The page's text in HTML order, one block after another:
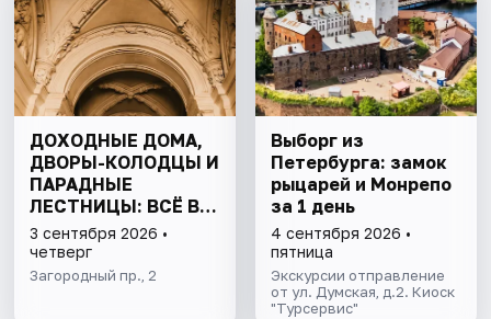
ДОХОДНЫЕ ДОМА,
ДВОРЫ-КОЛОДЦЫ И
ПАРАДНЫЕ
ЛЕСТНИЦЫ: ВСЁ В
ОДНОЙ ПРОГУЛКЕ
3 сентября 2026 •
четверг
Загородный пр., 2
Выборг из
Петербурга: замок
рыцарей и Монрепо
за 1 день
4 сентября 2026 •
пятница
Экскурсии отправление
от ул. Думская, д.2. Киоск
"Турсервис"